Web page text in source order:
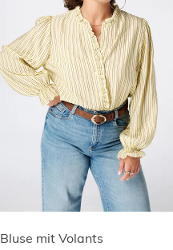
Bluse mit Volants